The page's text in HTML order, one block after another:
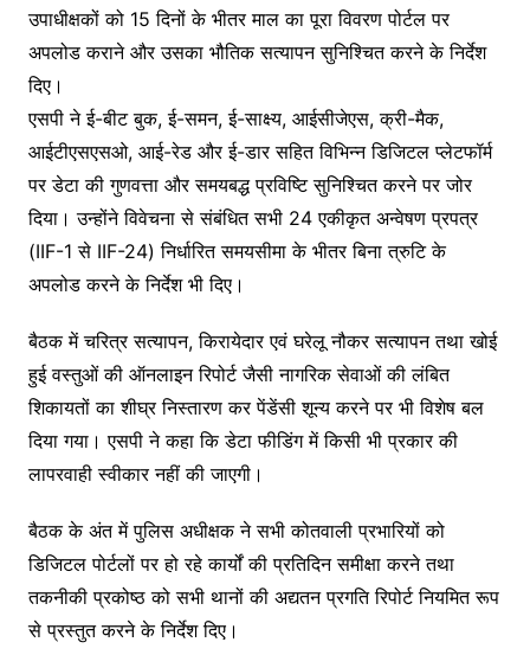
उपाधीक्षकों को 15 दिनों के भीतर माल का पूरा विवरण पोर्टल पर
अपलोड कराने और उसका भौतिक सत्यापन सुनिश्चित करने के निर्देश
दिए।
एसपी ने ई-बीट बुक, ई-समन, ई-साक्ष्य, आईसीजेएस, क्री-मैक,
आईटीएसएसओ, आई-रेड और ई-डार सहित विभिन्न डिजिटल प्लेटफॉर्म
पर डेटा की गुणवत्ता और समयबद्ध प्रविष्टि सुनिश्चित करने पर जोर
दिया। उन्होंने विवेचना से संबंधित सभी 24 एकीकृत अन्वेषण प्रपत्र
(IIF-1 से IIF-24) निर्धारित समयसीमा के भीतर बिना त्रुटि के
अपलोड करने के निर्देश भी दिए।
बैठक में चरित्र सत्यापन, किरायेदार एवं घरेलू नौकर सत्यापन तथा खोई
हुई वस्तुओं की ऑनलाइन रिपोर्ट जैसी नागरिक सेवाओं की लंबित
शिकायतों का शीघ्र निस्तारण कर पेंडेंसी शून्य करने पर भी विशेष बल
दिया गया। एसपी ने कहा कि डेटा फीडिंग में किसी भी प्रकार की
लापरवाही स्वीकार नहीं की जाएगी।
बैठक के अंत में पुलिस अधीक्षक ने सभी कोतवाली प्रभारियों को
डिजिटल पोर्टलों पर हो रहे कार्यों की प्रतिदिन समीक्षा करने तथा
तकनीकी प्रकोष्ठ को सभी थानों की अद्यतन प्रगति रिपोर्ट नियमित रूप
से प्रस्तुत करने के निर्देश दिए।